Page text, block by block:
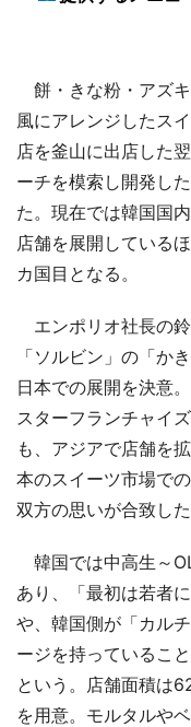
餅・きな粉・アズ
風にアレンジしたス
店を釜山に出店した
ーチを模索し開発し
た。現在では韓国国
店舗を展開している
カ国目となる。
エンポリオ社長の
「ソルビン」の「か
日本での展開を決意
スターフランチャイ
も、アジアで店舗を
本のスイーツ市場で
双方の思いが合致し
韓国では中高生～
あり、「最初は若者
や、韓国側が「カル
ージを持っているこ
という。店舗面積は
を用意。モルタルや